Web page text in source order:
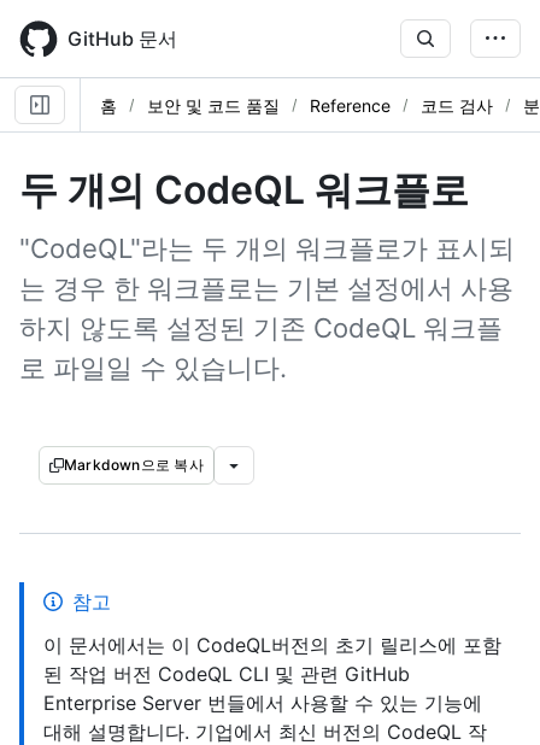
main
content
GitHub 문서
홈 보안 및 코드 품질 Reference 코드 검사
두 개의 CodeQL 워크플로
"CodeQL"라는 두 개의 워크플로가 표시되
는 경우 한 워크플로는 기본 설정에서 사용
하지 않도록 설정된 기존 CodeQL 워크플
로 파일일 수 있습니다.
Markdown으로 복사
참고
이 문서에서는 이 CodeQL버전의 초기 릴리스에 포함
된 작업 버전 CodeQL CLI 및 관련 GitHub
Enterprise Server 번들에서 사용할 수 있는 기능에
대해 설명합니다. 기업에서 최신 버전의 CodeQL 작